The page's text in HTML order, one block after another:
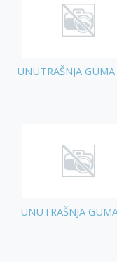
UNUTRAŠNJA
UNUTRAŠNJA